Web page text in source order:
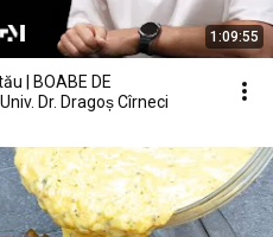
1:09:55
| BOABE DE
Dr. Dragoș Cîrneci